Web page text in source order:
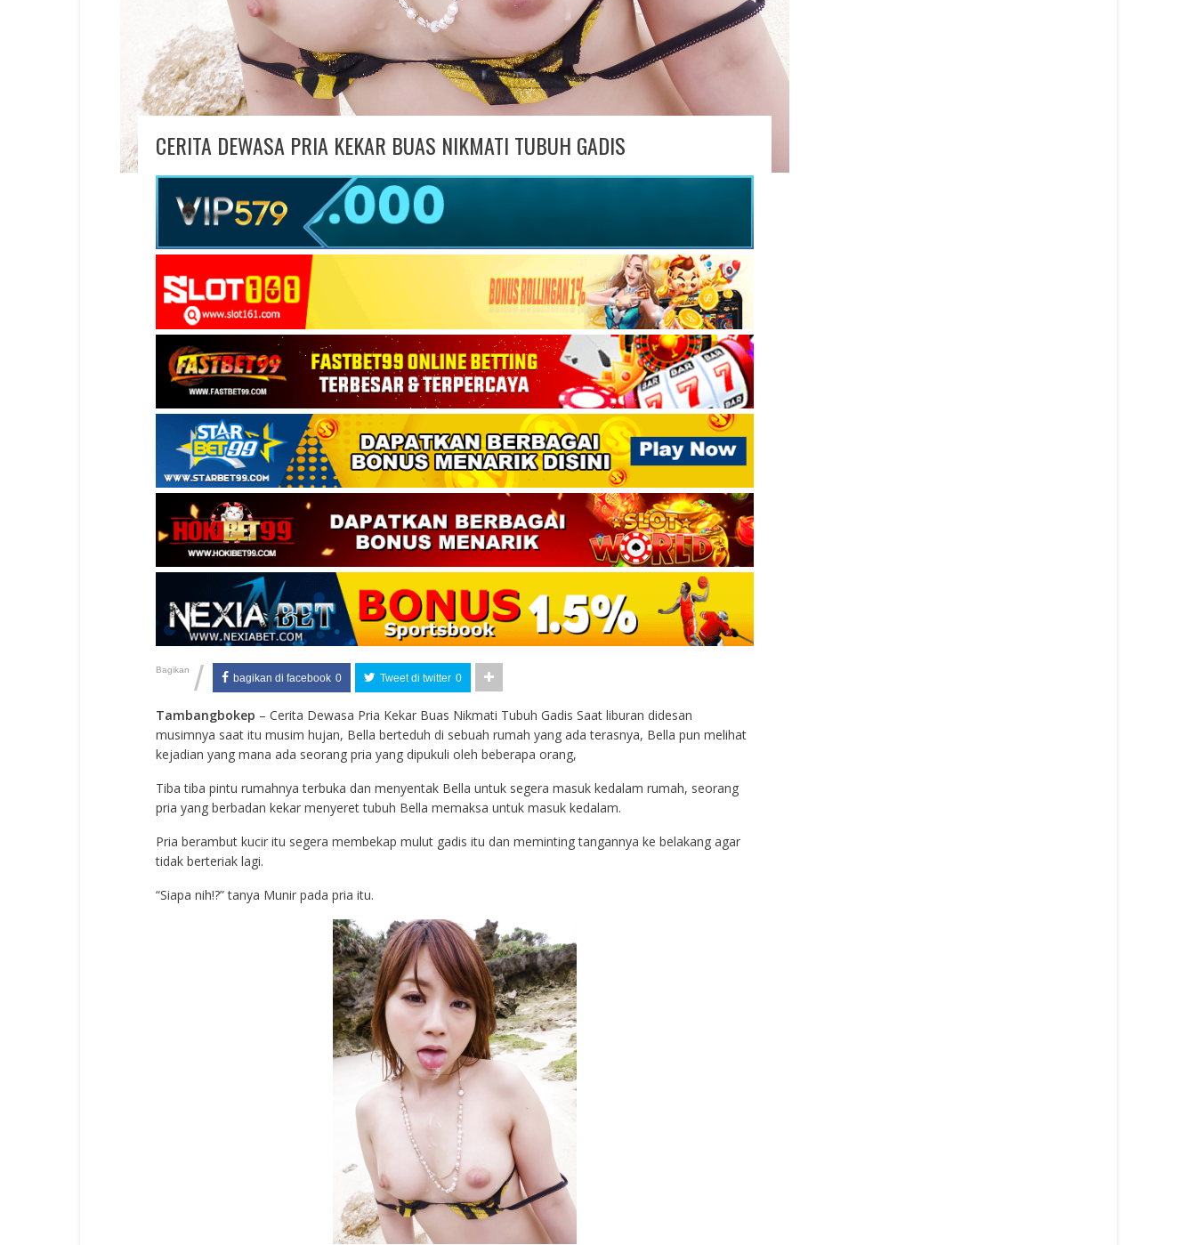
CERITA DEWASA PRIA KEKAR BUAS NIKMATI TUBUH GADIS
Bagikan / bagikan di facebook 0 Tweet di twitter 0
Tambangbokep – Cerita Dewasa Pria Kekar Buas Nikmati Tubuh Gadis Saat liburan didesan
musimnya saat itu musim hujan, Bella berteduh di sebuah rumah yang ada terasnya, Bella pun melihat
kejadian yang mana ada seorang pria yang dipukuli oleh beberapa orang,
Tiba tiba pintu rumahnya terbuka dan menyentak Bella untuk segera masuk kedalam rumah, seorang
pria yang berbadan kekar menyeret tubuh Bella memaksa untuk masuk kedalam.
Pria berambut kucir itu segera membekap mulut gadis itu dan meminting tangannya ke belakang agar
tidak berteriak lagi.
“Siapa nih!?” tanya Munir pada pria itu.